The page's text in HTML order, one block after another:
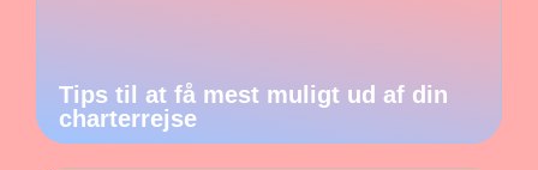
Tips til at få mest muligt ud af din
charterrejse